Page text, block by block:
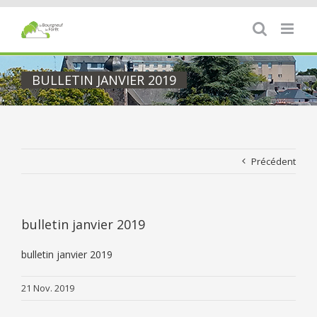
Passer
contenu
BULLETIN JANVIER 2019
Précédent
bulletin janvier 2019
bulletin janvier 2019
21 Nov. 2019